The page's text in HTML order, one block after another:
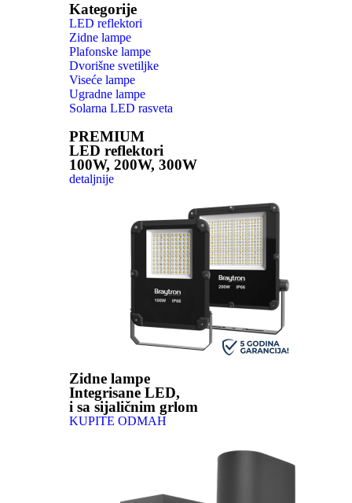
Kategorije
LED reflektori
Zidne lampe
Plafonske lampe
Dvorišne svetiljke
Viseće lampe
Ugradne lampe
Solarna LED rasveta
PREMIUM
LED reflektori
100W, 200W, 300W
detaljnije
Zidne lampe
Integrisane LED,
i sa sijaličnim grlom
KUPITE ODMAH